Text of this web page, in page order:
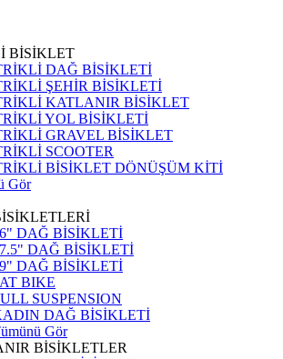
BİSİKLET
DAĞ BİSİKLETİ
ŞEHİR BİSİKLETİ
KATLANIR BİSİKLET
YOL BİSİKLETİ
GRAVEL BİSİKLET
SCOOTER
BİSİKLET DÖNÜŞÜM KİTİ
Gör
DAĞ BİSİKLETİ
DAĞ BİSİKLETİ
DAĞ BİSİKLETİ
BIKE
SUSPENSION
DAĞ BİSİKLETİ
Gör
BİSİKLETLER